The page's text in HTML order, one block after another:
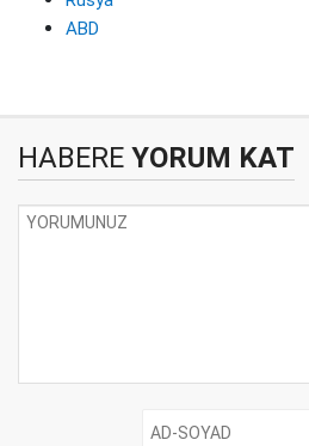
ABD
HABERE YORUM KAT